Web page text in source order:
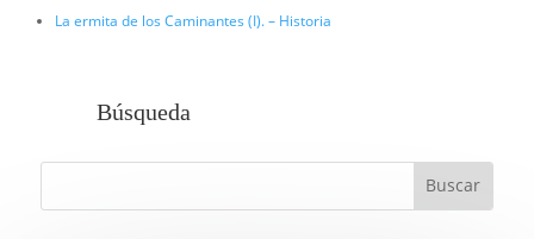
La ermita de los Caminantes (I). – Historia
Búsqueda